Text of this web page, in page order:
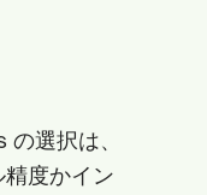
選択は、
度かイン